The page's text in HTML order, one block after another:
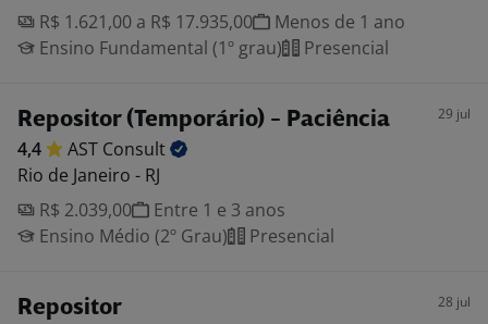
R$ 1.621,00 a R$ 17.935,00
Menos de 1 ano
Ensino Fundamental (1º grau)
Presencial
Repositor (Temporário) - Paciência 29 jul
4,4 AST Consult
Rio de Janeiro - RJ
R$ 2.039,00
Entre 1 e 3 anos
Ensino Médio (2º Grau)
Presencial
Repositor 28 jul